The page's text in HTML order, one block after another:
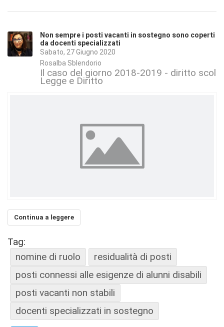
Non sempre i posti vacanti in sostegno sono coperti
da docenti specializzati
Sabato, 27 Giugno 2020
Rosalba Sblendorio
Il caso del giorno 2018-2019 - diritto
Legge e Diritto
Continua a leggere
Tag:
nomine di ruolo
residualità di posti
posti connessi alle esigenze di alunni disabili
posti vacanti non stabili
docenti specializzati in sostegno